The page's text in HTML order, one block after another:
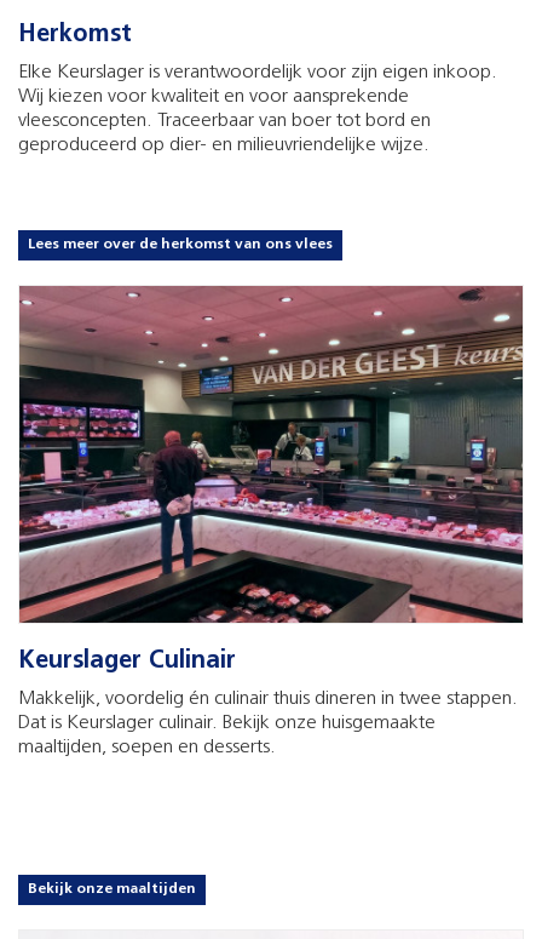
Herkomst
Elke Keurslager is verantwoordelijk voor zijn eigen inkoop.
Wij kiezen voor kwaliteit en voor aansprekende
vleesconcepten. Traceerbaar van boer tot bord en
geproduceerd op dier- en milieuvriendelijke wijze.
Lees meer over de herkomst van ons vlees
Keurslager Culinair
Makkelijk, voordelig én culinair thuis dineren in twee stappen.
Dat is Keurslager culinair. Bekijk onze huisgemaakte
maaltijden, soepen en desserts.
Bekijk onze maaltijden